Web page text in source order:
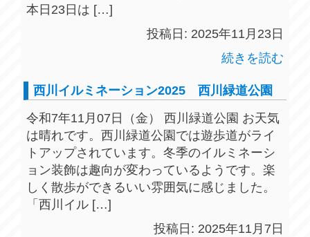
本日23日は […]
投稿日: 2025年11月23日
続きを読む
西川イルミネーション2025 西川緑道公園
令和7年11月07日（金） 西川緑道公園 お天気
は晴れです。西川緑道公園では遊歩道がライ
トアップされています。冬季のイルミネーシ
ョン装飾は趣向が変わっているようです。楽
しく散歩ができるいい雰囲気に感じました。
「西川イル […]
投稿日: 2025年11月7日